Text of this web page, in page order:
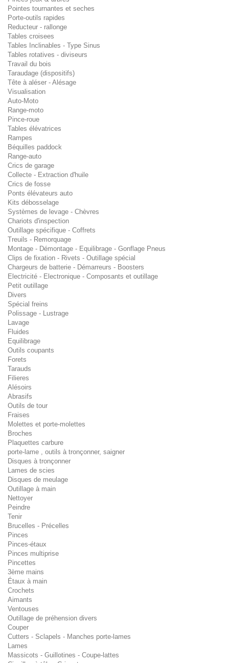
Pointes tournantes et seches
Porte-outils rapides
Reducteur - rallonge
Tables croisees
Tables Inclinables - Type Sinus
Tables rotatives - diviseurs
Travail du bois
Taraudage (dispositifs)
Tête à aléser - Alésage
Visualisation
Auto-Moto
Range-moto
Pince-roue
Tables élévatrices
Rampes
Béquilles paddock
Range-auto
Crics de garage
Collecte - Extraction d'huile
Crics de fosse
Ponts élévateurs auto
Kits débosselage
Systèmes de levage - Chèvres
Chariots d'inspection
Outillage spécifique - Coffrets
Treuils - Remorquage
Montage - Démontage - Equilibrage - Gonflage Pneus
Clips de fixation - Rivets - Outillage spécial
Chargeurs de batterie - Démarreurs - Boosters
Electricité - Electronique - Composants et outillage
Petit outillage
Divers
Spécial freins
Polissage - Lustrage
Lavage
Fluides
Equilibrage
Outils coupants
Forets
Tarauds
Filieres
Alésoirs
Abrasifs
Outils de tour
Fraises
Molettes et porte-molettes
Broches
Plaquettes carbure
porte-lame , outils à tronçonner, saigner
Disques à tronçonner
Lames de scies
Disques de meulage
Outillage à main
Nettoyer
Peindre
Tenir
Brucelles - Précelles
Pinces
Pinces-étaux
Pinces multiprise
Pincettes
3ème mains
Étaux à main
Crochets
Aimants
Ventouses
Outillage de préhension divers
Couper
Cutters - Sclapels - Manches porte-lames
Lames
Massicots - Guillotines - Coupe-lattes